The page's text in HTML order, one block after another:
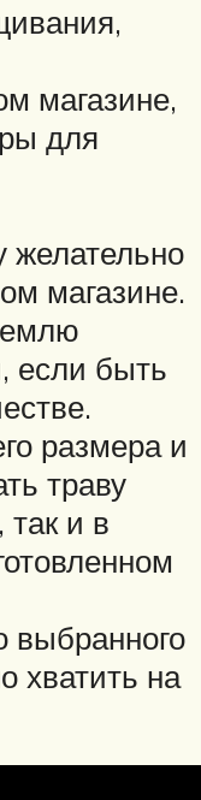
магазине,
для
желательно
магазине.
если быть
размера и
траву
так и в
выбранного
хватить на